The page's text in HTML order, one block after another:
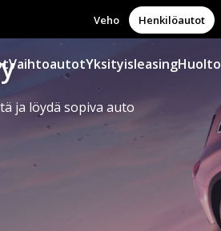
ja löydä sopiva auto
Veho Henkilöautot
VaihtoautotYksityisleasingHuolto